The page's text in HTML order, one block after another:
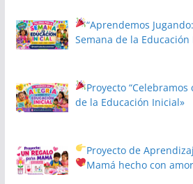
“Aprendemos
Semana de la Educación
Proyecto“Celebramos
de la Educación Inicial»
Proyecto de
Mamá hecho con amor